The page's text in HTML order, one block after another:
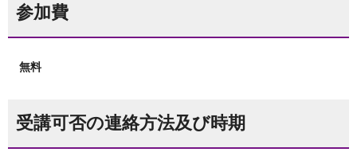
参加費
無料
受講可否の連絡方法及び時期